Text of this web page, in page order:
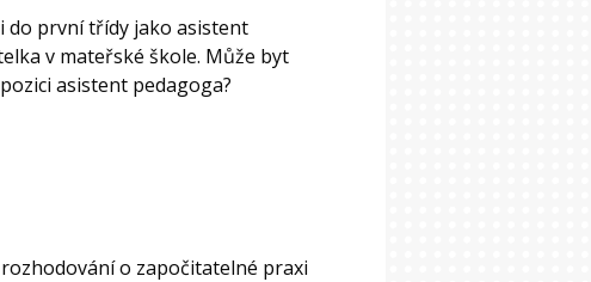
do první třídy jako asistent
v mateřské škole. Může byt
asistent pedagoga?
o započitatelné praxi